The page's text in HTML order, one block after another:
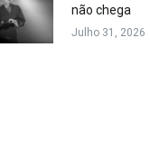
não chega
Julho 31, 2026